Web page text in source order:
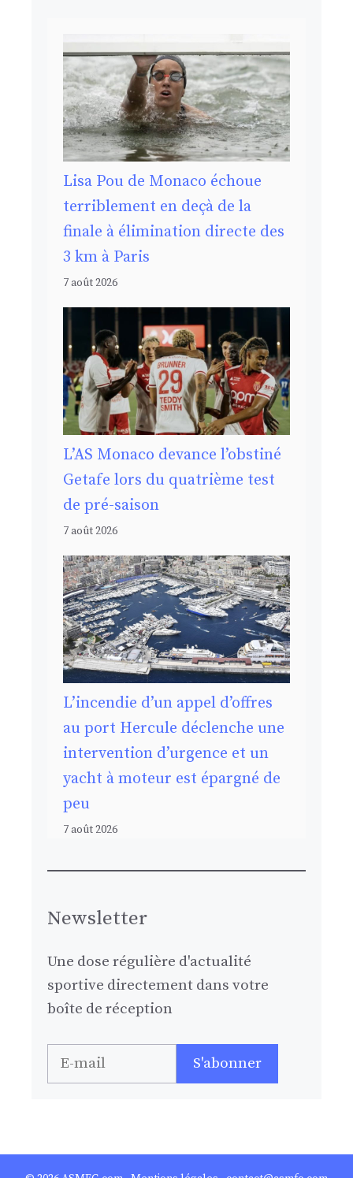
Lisa Pou de Monaco échoue
terriblement en deçà de la
finale à élimination directe des
3 km à Paris
7 août 2026
L’AS Monaco devance l’obstiné
Getafe lors du quatrième test
de pré-saison
7 août 2026
L’incendie d’un appel d’offres
au port Hercule déclenche une
intervention d’urgence et un
yacht à moteur est épargné de
peu
7 août 2026
Newsletter
Une dose régulière d'actualité
sportive directement dans votre
boîte de réception